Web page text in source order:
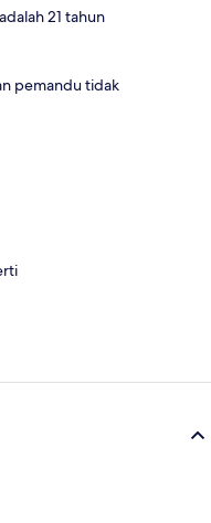
21 tahun
pemandu tidak